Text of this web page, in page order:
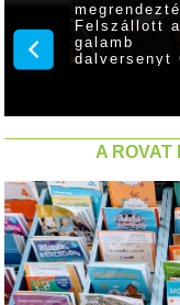
Felszállott a
galamb
dalversenyt
A ROVAT